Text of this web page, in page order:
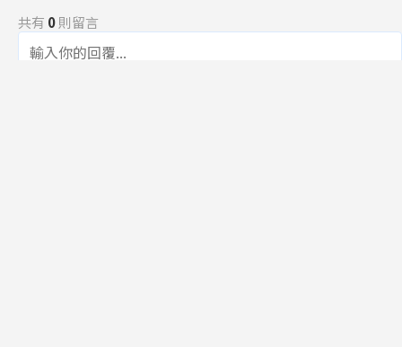
共有 0則留言